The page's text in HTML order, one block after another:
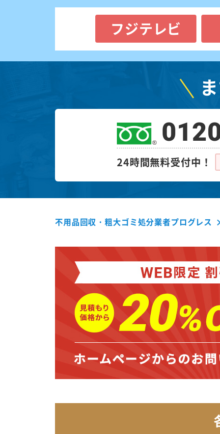
フジテレビ
24時間無料受付中！
不用品回収・粗大ゴミ処分業者プログレス